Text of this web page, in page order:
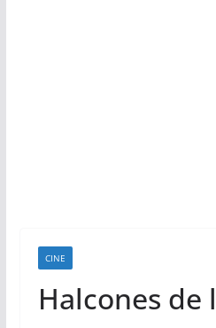
CINE
Halcones de